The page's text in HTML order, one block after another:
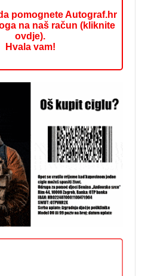
pomognete Autograf.hr
na naš račun (kliknite
ovdje).
Hvala vam!